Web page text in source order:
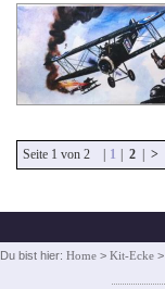
Seite 1 von 2 | 1 2 >
Du bist hier: Home > Kit-Ecke >